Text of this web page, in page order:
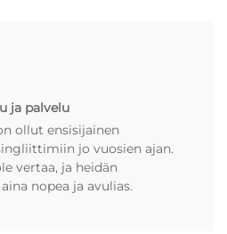
ja palvelu
ollut ensisijainen
jo vuosien ajan.
vertaa, ja heidän
nopea ja avulias.